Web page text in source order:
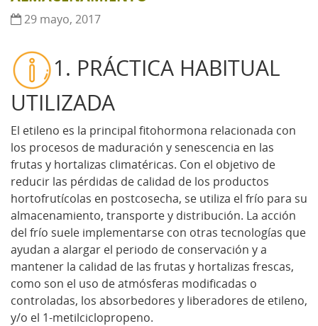
29 mayo, 2017
1. PRÁCTICA HABITUAL
UTILIZADA
El etileno es la principal fitohormona relacionada con
los procesos de maduración y senescencia en las
frutas y hortalizas climatéricas. Con el objetivo de
reducir las pérdidas de calidad de los productos
hortofrutícolas en postcosecha, se utiliza el frío para su
almacenamiento, transporte y distribución. La acción
del frío suele implementarse con otras tecnologías que
ayudan a alargar el periodo de conservación y a
mantener la calidad de las frutas y hortalizas frescas,
como son el uso de atmósferas modificadas o
controladas, los absorbedores y liberadores de etileno,
y/o el 1-metilciclopropeno.